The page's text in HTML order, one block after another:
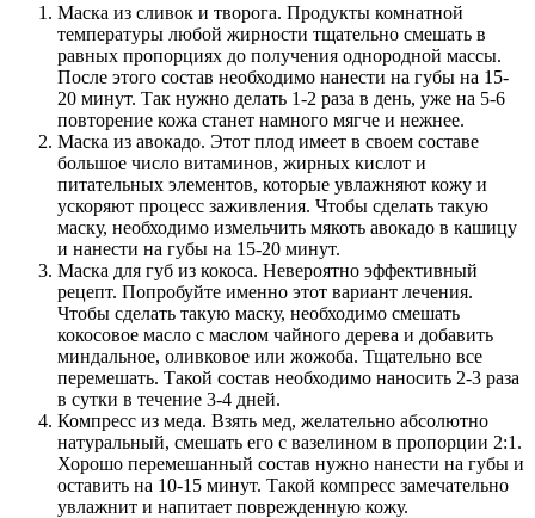
Маска из сливок и творога. Продукты комнатной
температуры любой жирности тщательно смешать в
равных пропорциях до получения однородной массы.
После этого состав необходимо нанести на губы на 15-
20 минут. Так нужно делать 1-2 раза в день, уже на 5-6
повторение кожа станет намного мягче и нежнее.
Маска из авокадо. Этот плод имеет в своем составе
большое число витаминов, жирных кислот и
питательных элементов, которые увлажняют кожу и
ускоряют процесс заживления. Чтобы сделать такую
маску, необходимо измельчить мякоть авокадо в кашицу
и нанести на губы на 15-20 минут.
Маска для губ из кокоса. Невероятно эффективный
рецепт. Попробуйте именно этот вариант лечения.
Чтобы сделать такую маску, необходимо смешать
кокосовое масло с маслом чайного дерева и добавить
миндальное, оливковое или жожоба. Тщательно все
перемешать. Такой состав необходимо наносить 2-3 раза
в сутки в течение 3-4 дней.
Компресс из меда. Взять мед, желательно абсолютно
натуральный, смешать его с вазелином в пропорции 2:1.
Хорошо перемешанный состав нужно нанести на губы и
оставить на 10-15 минут. Такой компресс замечательно
увлажнит и напитает поврежденную кожу.